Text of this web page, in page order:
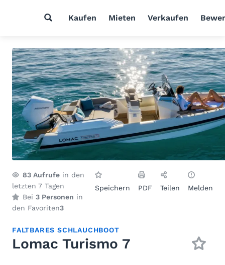
Kaufen Mieten Verkaufen
83 Aufrufe in den
letzten 7 Tagen
Bei 3 Personen in
den Favoriten3
Speichern PDF Teilen Melden
FALTBARES SCHLAUCHBOOT
Lomac Turismo 7